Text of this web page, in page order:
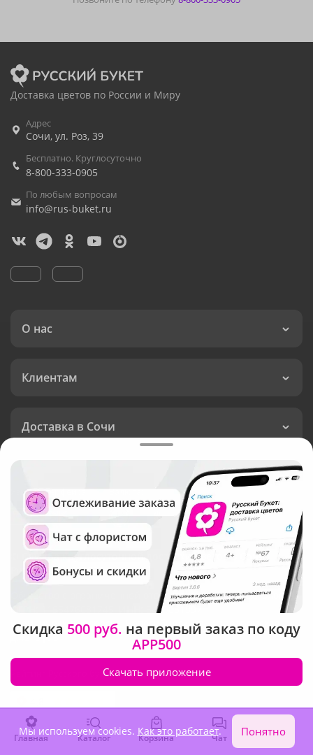
Доставка цветов по России и Миру
Адрес
Сочи, ул. Роз, 39
Бесплатно. Круглосуточно
8-800-333-0905
По любым вопросам
info@rus-buket.ru
О нас
Клиентам
Доставка в Сочи
Язык интерфейса:
Служба круглосуточной доставки цветов в Сочи
Русский Букет, 2026
Общество с ограниченной ответственностью «Технология»
ОГРН: 1195476081745, ИНН: 5410081997
Юридический адрес: г. Новосибирск, ул. Ипподромская,
д.42, оф. 3
Рейтинг Русского букета в г. Сочи
Главная Каталог Корзина Чат Войти
Скидка 500 руб. на первый заказ по коду
APP500
Скачать приложение
Мы используем cookies. Как это работает. Понятно